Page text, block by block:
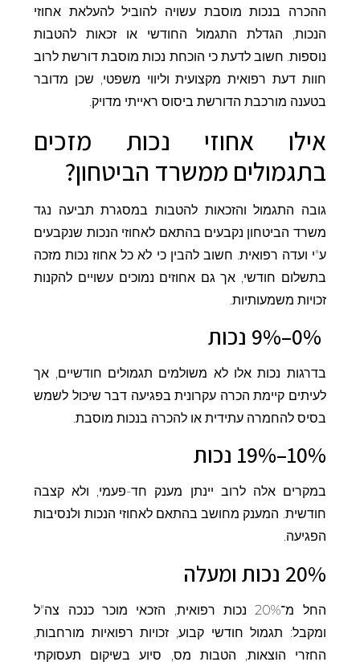
ההכרה בנכות מוסבת עשויה להוביל להעלאת אחוזי
הנכות, הגדלת התגמול החודשי או זכאות להטבות
נוספות. חשוב לדעת כי הוכחת נכות מוסבת דורשת לרוב
חוות דעת רפואית מקצועית וליווי משפטי, שכן מדובר
בטענה מורכבת הדורשת ביסוס ראייתי מדויק.
אילו אחוזי נכות מזכים
בתגמולים ממשרד הביטחון?
גובה התגמול והזכאות להטבות במסגרת תביעה נגד
משרד הביטחון נקבעים בהתאם לאחוזי הנכות שנקבעים
ע"י ועדה רפואית. חשוב להבין כי לא כל אחוז נכות מזכה
בתשלום חודשי, אך גם אחוזים נמוכים עשויים להקנות
זכויות משמעותיות.
בדרגות נכות אלו לא משולמים תגמולים חודשיים, אך
לעיתים קיימת הכרה עקרונית בפגיעה דבר שיכול לשמש
בסיס להחמרה עתידית או להכרה בנכות מוסבת.
10%–19% נכות
במקרים אלה לרוב יינתן מענק חד-פעמי, ולא קצבה
חודשית. המענק מחושב בהתאם לאחוזי הנכות ולנסיבות
הפגיעה.
20% נכות ומעלה
החל מ־20% נכות רפואית, הזכאי מוכר כנכה צה"ל
ומקבל: תגמול חודשי קבוע, זכויות רפואיות מורחבות,
החזרי הוצאות, הטבות מס, סיוע בשיקום תעסוקתי